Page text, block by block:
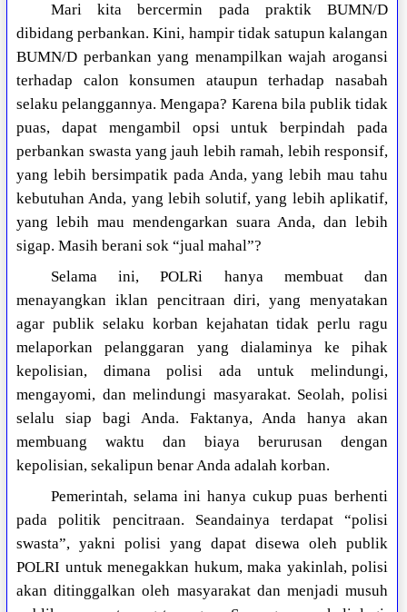
Mari kita bercermin pada praktik BUMN/D
dibidang perbankan. Kini, hampir tidak satupun kalangan
BUMN/D perbankan yang menampilkan wajah arogansi
terhadap calon konsumen ataupun terhadap nasabah
selaku pelanggannya. Mengapa? Karena bila publik tidak
puas, dapat mengambil opsi untuk berpindah pada
perbankan swasta yang jauh lebih ramah, lebih responsif,
yang lebih bersimpatik pada Anda, yang lebih mau tahu
kebutuhan Anda, yang lebih solutif, yang lebih aplikatif,
yang lebih mau mendengarkan suara Anda, dan lebih
sigap. Masih berani sok “jual mahal”?
Selama ini, POLRi hanya membuat dan
menayangkan iklan pencitraan diri, yang menyatakan
agar publik selaku korban kejahatan tidak perlu ragu
melaporkan pelanggaran yang dialaminya ke pihak
kepolisian, dimana polisi ada untuk melindungi,
mengayomi, dan melindungi masyarakat. Seolah, polisi
selalu siap bagi Anda. Faktanya, Anda hanya akan
membuang waktu dan biaya berurusan dengan
kepolisian, sekalipun benar Anda adalah korban.
Pemerintah, selama ini hanya cukup puas berhenti
pada politik pencitraan. Seandainya terdapat “polisi
swasta”, yakni polisi yang dapat disewa oleh publik
POLRI untuk menegakkan hukum, maka yakinlah, polisi
akan ditinggalkan oleh masyarakat dan menjadi musuh